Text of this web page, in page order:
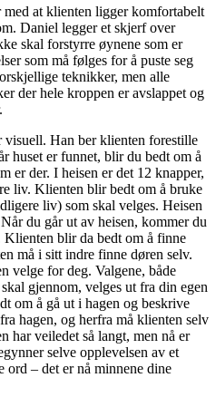
med at klienten ligger komfortabelt
Daniel legger et skjerf over
skal forstyrre øynene som er
som må følges for å puste seg
teknikker, men alle
der hele kroppen er avslappet og
Han ber klienten forestille
huset er funnet, blir du bedt om å
er der. I heisen er det 12 knapper,
liv. Klienten blir bedt om å bruke
liv) som skal velges. Heisen
du går ut av heisen, kommer du
blir da bedt om å finne
må i sitt indre finne døren selv.
velge for deg. Valgene, både
gjennom, velges ut fra din egen
om å gå ut i hagen og beskrive
hagen, og herfra må klienten selv
har veiledet så langt, men nå er
selve opplevelsen av et
ord – det er nå minnene dine